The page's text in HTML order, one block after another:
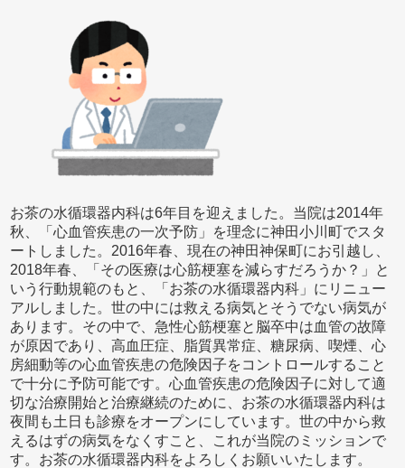
お茶の水循環器内科は6年目を迎えました。当院は2014年
秋、「心血管疾患の一次予防」を理念に神田小川町でスタ
ートしました。2016年春、現在の神田神保町にお引越し、
2018年春、「その医療は心筋梗塞を減らすだろうか？」と
いう行動規範のもと、「お茶の水循環器内科」にリニュー
アルしました。世の中には救える病気とそうでない病気が
あります。その中で、急性心筋梗塞と脳卒中は血管の故障
が原因であり、高血圧症、脂質異常症、糖尿病、喫煙、心
房細動等の心血管疾患の危険因子をコントロールすること
で十分に予防可能です。心血管疾患の危険因子に対して適
切な治療開始と治療継続のために、お茶の水循環器内科は
夜間も土日も診療をオープンにしています。世の中から救
えるはずの病気をなくすこと、これが当院のミッションで
す。お茶の水循環器内科をよろしくお願いいたします。